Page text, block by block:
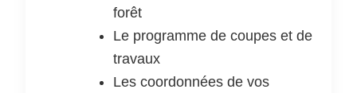
forêt
Le programme de coupes et de
travaux
Les coordonnées de vos